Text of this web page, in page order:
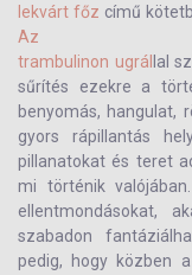
lekvárt főz című
Az
trambulinon ugrál lal
sűrítés ezekre a
benyomás, hangulat,
gyors rápillantás
pillanatokat és teret
mi történik
ellentmondásokat,
szabadon
pedig, hogy közben